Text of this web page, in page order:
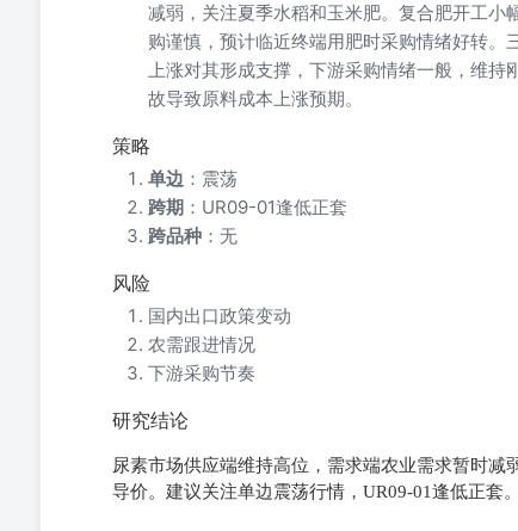
减弱，关注夏季水稻和玉米肥。复合肥开工
购谨慎，预计临近终端用肥时采购情绪好转
上涨对其形成支撑，下游采购情绪一般，维
故导致原料成本上涨预期。
策略
单边 ：震荡
跨期 ：UR09-01逢低正套
跨品种 ：无
风险
国内出口政策变动
农需跟进情况
下游采购节奏
研究结论
尿素市场供应端维持高位，需求端农业需求暂时
导价。建议关注单边震荡行情，UR09-01逢低正套。